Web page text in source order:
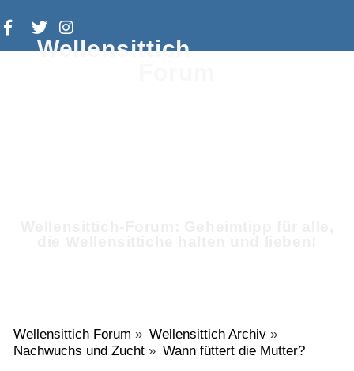
Wellensittich
Wellensittich Forum » Wellensittich Archiv»
Nachwuchs und Zucht» Wann füttert die Mutter?